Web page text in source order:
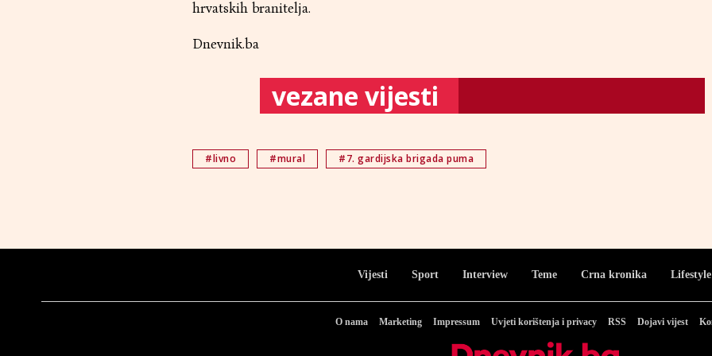
hrvatskih branitelja.
Dnevnik.ba
vezane vijesti
#livno #mural #7. gardijska brigada puma
Vijesti Sport Interview Teme Crna kronika Lifestyle
O nama Marketing Impressum Uvjeti korištenja i privacy RSS Dojavi vijest